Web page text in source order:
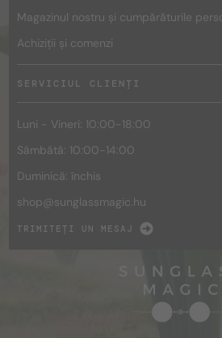
Magazinul nostru și cumpărăturile
Achiziții și comenzi
SERVICIUL CLIENȚI
Luni - Vineri: 10:00-18:00
Sâmbătă: 10:00-14:00
Duminică: închis
shop@sunglassmagic.hu
TRIMITEȚI UN MESAJ